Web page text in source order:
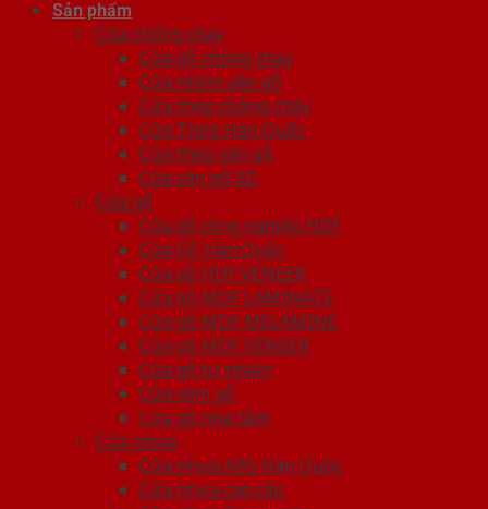
Sản phẩm
Cửa chống cháy
Cửa gỗ chống cháy
Cửa nhôm vân gỗ
Cửa thép chống cháy
Cửa Thép Hàn Quốc
Cửa thép vân gỗ
Cửa vân gỗ 5D
Cửa gỗ
Cửa gỗ công nghiệp HDF
Cửa Gỗ Hàn Quốc
Cửa gỗ HDF VENEER
Cửa gỗ MDF LAMINATE
Cửa gỗ MDF MELAMINE
Cửa gỗ MDF VENEER
Cửa gỗ tự nhiên
Cửa vòm gỗ
Cửa gỗ nhà tắm
Cửa nhựa
Cửa nhựa ABS Hàn Quốc
Cửa nhựa cao cấp